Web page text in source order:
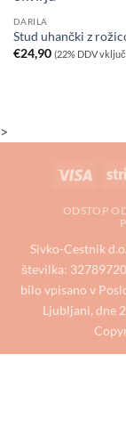
DARILA
Stud uhančki z
€24,90 (22% DDV
>
Visa
ODSTOP
Sivko-Cestnik
številka:
bilo vpisano v
Ljubljani, dne